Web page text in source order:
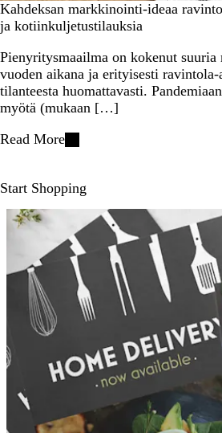
Kahdeksan markkinointi-ideaa
ja kotiinkuljetustilauksia
Pienyritysmaailma on kokenut
vuoden aikana ja erityisesti
tilanteesta huomattavasti.
myötä (mukaan […]
Read More
Start Shopping